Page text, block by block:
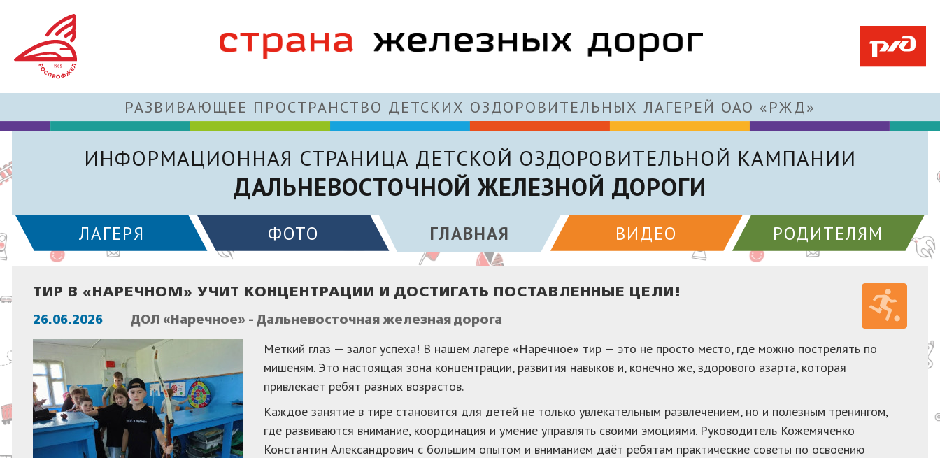
РАЗВИВАЮЩЕЕ ПРОСТРАНСТВО ДЕТСКИХ ОЗДОРОВИТЕЛЬНЫХ ЛАГЕРЕЙ ОАО «РЖД»
ИНФОРМАЦИОННАЯ СТРАНИЦА ДЕТСКОЙ ОЗДОРОВИТЕЛЬНОЙ КАМПАНИИ
ДАЛЬНЕВОСТОЧНОЙ ЖЕЛЕЗНОЙ ДОРОГИ
ЛАГЕРЯ ФОТО ГЛАВНАЯ ВИДЕО РОДИТЕЛЯМ
ТИР В «НАРЕЧНОМ» УЧИТ КОНЦЕНТРАЦИИ И ДОСТИГАТЬ ПОСТАВЛЕННЫЕ ЦЕЛИ!
26.06.2026 ДОЛ «Наречное» - Дальневосточная железная дорога
Меткий глаз — залог успеха! В нашем лагере «Наречное» тир — это не просто место, где можно пострелять по
мишеням. Это настоящая зона концентрации, развития навыков и, конечно же, здорового азарта, которая
привлекает ребят разных возрастов.
Каждое занятие в тире становится для детей не только увлекательным развлечением, но и полезным тренингом,
где развиваются внимание, координация и умение управлять своими эмоциями. Руководитель Кожемяченко
Константин Александрович с большим опытом и вниманием даёт ребятам практические советы по освоению